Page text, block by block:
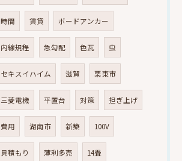
時間 賃貸 ボードアンカー
内線規程 急勾配 色瓦 虫
セキスイハイム 滋賀 栗東市
三菱電機 平置台 対策 担ぎ上げ
費用 湖南市 新築 100V
見積もり 薄利多売 14畳